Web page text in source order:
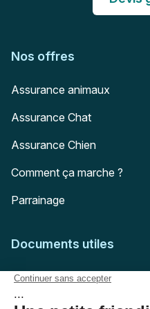
Nos offres
Assurance animaux
Assurance Chat
Assurance Chien
Comment ça marche ?
Parrainage
Documents utiles
Feuille de soins
Conditions générales